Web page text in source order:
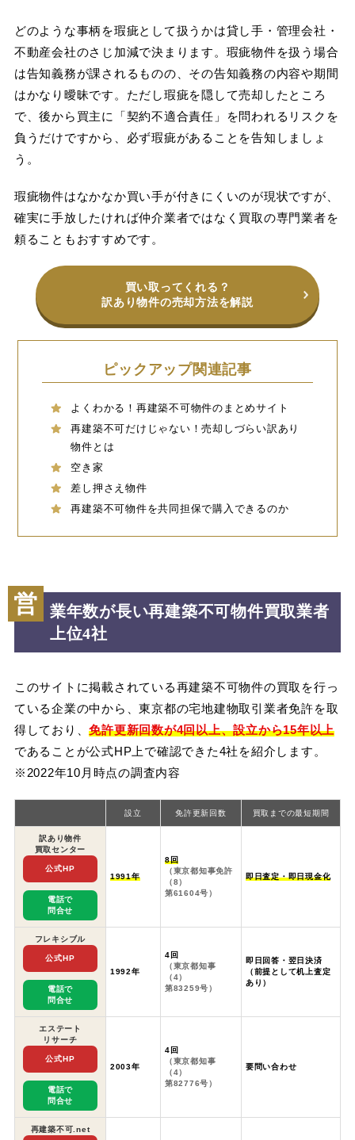
どのような事柄を瑕疵として扱うかは貸し手・管理会社・
不動産会社のさじ加減で決まります。瑕疵物件を扱う場合
は告知義務が課されるものの、その告知義務の内容や期間
はかなり曖昧です。ただし瑕疵を隠して売却したところ
で、後から買主に「契約不適合責任」を問われるリスクを
負うだけですから、必ず瑕疵があることを告知しましょ
う。
瑕疵物件はなかなか買い手が付きにくいのが現状ですが、
確実に手放したければ仲介業者ではなく買取の専門業者を
頼ることもおすすめです。
買い取ってくれる？
訳あり物件の売却方法を解説
ピックアップ関連記事
よくわかる！再建築不可物件のまとめサイト
再建築不可だけじゃない！売却しづらい訳あり
物件とは
空き家
差し押さえ物件
再建築不可物件を共同担保で購入できるのか
営
業年数が長い再建築不可物件買取業者
上位4社
このサイトに掲載されている再建築不可物件の買取を行っ
ている企業の中から、東京都の宅地建物取引業者免許を取
得しており、免許更新回数が4回以上、設立から15年以上
であることが公式HP上で確認できた4社を紹介します。
※2022年10月時点の調査内容
設立 免許更新回数 買取までの最短期間
訳あり物件
買取センター
公式HP
電話で
問合せ
1991年
8回
（東京都知事免許
（8）
第61604号）
即日査定・即日現金化
フレキシブル
公式HP
電話で
問合せ
1992年
4回
（東京都知事
（4）
第83259号）
即日回答・翌日決済
（前提として机上査定
あり）
エステート
リサーチ
公式HP
電話で
問合せ
2003年
4回
（東京都知事
（4）
第82776号）
要問い合わせ
再建築不可.net